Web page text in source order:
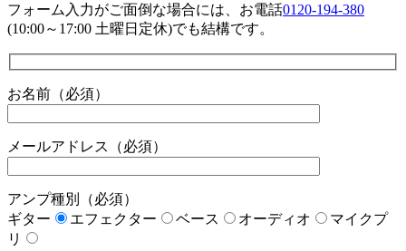
フォーム入力がご面倒な場合には、お電話0120-194-380
(10:00～17:00 土曜日定休)でも結構です。
お名前（必須）
メールアドレス（必須）
アンプ種別（必須）
ギター
エフェクター ベース オーディオ
マイクプ
リ